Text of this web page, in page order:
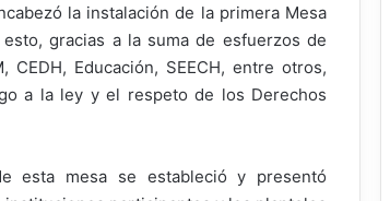
la instalación de la primera Mesa
gracias a la suma de esfuerzos de
Educación, SEECH, entre otros,
a la ley y el respeto de los Derechos
esta mesa se estableció y presentó